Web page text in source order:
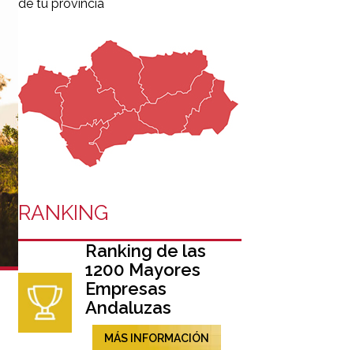
de tu provincia
RANKING
Ranking de las
1200 Mayores
Empresas
Andaluzas
MÁS INFORMACIÓN